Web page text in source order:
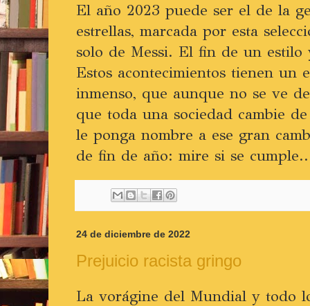
El año 2023 puede ser el de la
estrellas, marcada por esta
solo de Messi. El fin de un
Estos acontecimientos tienen un
inmenso, que aunque no se ve
que toda una sociedad cambie
le ponga nombre a ese gran
de fin de año: mire si se
24 de diciembre de 2022
Prejuicio racista gringo
La vorágine del Mundial y todo